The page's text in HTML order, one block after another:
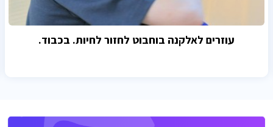
עוזרים לאלקנה בוחבוט לחזור לחיות. בכבוד.